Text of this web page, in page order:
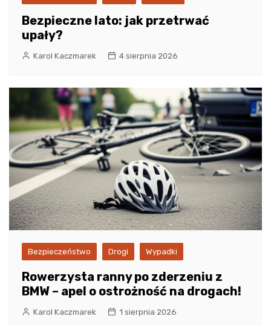
Bezpieczne lato: jak przetrwać
upały?
Karol Kaczmarek 4 sierpnia 2026
Bezpieczeństwo Drogi Wypadki
Rowerzysta ranny po zderzeniu z
BMW – apel o ostrożność na drogach!
Karol Kaczmarek 1 sierpnia 2026